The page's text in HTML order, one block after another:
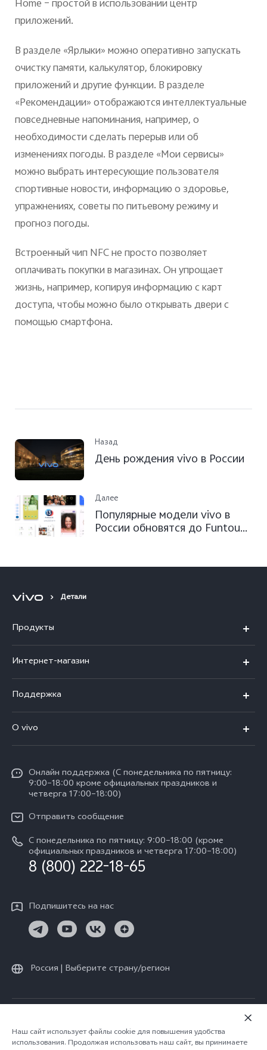
Home – простой в использовании центр
приложений.
В разделе «Ярлыки» можно оперативно запускать
очистку памяти, калькулятор, блокировку
приложений и другие функции. В разделе
«Рекомендации» отображаются интеллектуальные
повседневные напоминания, например, о
необходимости сделать перерыв или об
изменениях погоды. В разделе «Мои сервисы»
можно выбрать интересующие пользователя
спортивные новости, информацию о здоровье,
упражнениях, советы по питьевому режиму и
прогноз погоды.
Встроенный чип NFC не просто позволяет
оплачивать покупки в магазинах. Он упрощает
жизнь, например, копируя информацию с карт
доступа, чтобы можно было открывать двери с
помощью смартфона.
Назад
День рождения vivo в России
Далее
Популярные модели vivo в
России обновятся до Funtouch
Детали
Продукты
X300 FE
V70 FE
V70
Y31d
Y11d
Интернет-магазин
V60 5G
V60 Lite
V40 Lite
Y04s
Поддержка
FAQs
Funtouch OS
Сервисные центры
IMEI аутентификация
Запрос стоимости запчастей
Обновление системы
Скачать LUT для Log-восстановления
O vivo
Пресс-центр
Карьера в vivo
Юридическая информация
О нас
Социальная ответственность
Oнлайн поддержка (С понедельника по пятницу:
9:00–18:00 кроме официальных праздников и
четверга 17:00–18:00)
Отправить сообщение
С понедельника по пятницу: 9:00–18:00 (кроме
официальных праздников и четверга 17:00–18:00)
8 (800) 222-18-65
Подпишитесь на нас
Россия | Выберите страну/регион
Политика конфиденциальности |
Политика vivo в отношении файлов cookie |
Наш сайт использует файлы cookie для повышения удобства
использования. Продолжая использовать наш сайт, вы принимаете